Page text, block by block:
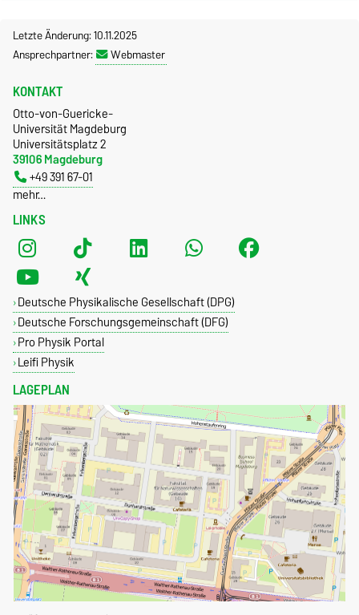
Letzte Änderung: 10.11.2025
Ansprechpartner:
Webmaster
LINKS
Deutsche Physikalische Gesellschaft (DPG)
Deutsche Forschungsgemeinschaft (DFG)
Pro Physik Portal
Leifi Physik
KONTAKT
Otto-von-Guericke-
Universität Magdeburg
Universitätsplatz 2
39106 Magdeburg
+49 391 67-01
mehr…
LAGEPLAN